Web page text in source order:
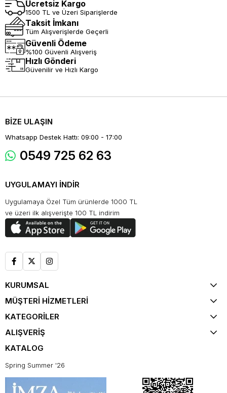
Ücretsiz Kargo
1500 TL ve Üzeri Siparişlerde
Taksit İmkanı
Tüm Alışverişlerde Geçerli
Güvenli Ödeme
%100 Güvenli Alışveriş
Hızlı Gönderi
Güvenilir ve Hızlı Kargo
BİZE ULAŞIN
Whatsapp Destek Hattı: 09:00 - 17:00
0549 725 62 63
UYGULAMAYI İNDİR
Uygulamaya Özel Tüm ürünlerde 1000 TL
ve üzeri ilk alışverişte 100 TL indirim
KURUMSAL
MÜŞTERİ HİZMETLERİ
KATEGORİLER
ALIŞVERİŞ
KATALOG
Spring Summer '26